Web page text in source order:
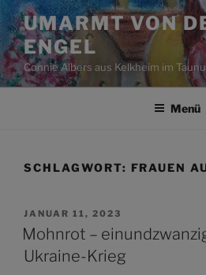
Zum
Inhalt
springen
UMARMT VON
ENGEL
Connie Albers aus Kelkheim im
Menü
SCHLAGWORT: FRAUEN
VERÖFFENTLICHT
AM
JANUAR 11, 2023
Mohnrot –
Ukraine-Krieg